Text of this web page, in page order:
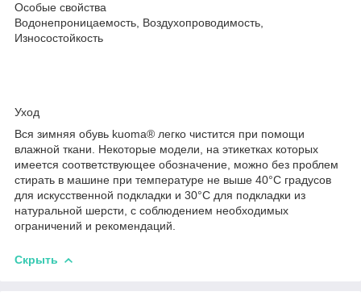
Особые свойства
Водонепроницаемость, Воздухопроводимость,
Износостойкость
Уход
Вся зимняя обувь kuoma® легко чистится при помощи
влажной ткани. Некоторые модели, на этикетках которых
имеется соответствующее обозначение, можно без проблем
стирать в машине при температуре не выше 40°C градусов
для искусственной подкладки и 30°C для подкладки из
натуральной шерсти, с соблюдением необходимых
ограничений и рекомендаций.
Скрыть